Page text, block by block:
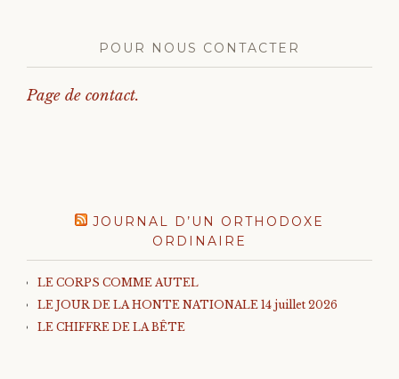
POUR NOUS CONTACTER
Page de contact.
JOURNAL D’UN ORTHODOXE
ORDINAIRE
LE CORPS COMME AUTEL
LE JOUR DE LA HONTE NATIONALE 14 juillet 2026
LE CHIFFRE DE LA BÊTE